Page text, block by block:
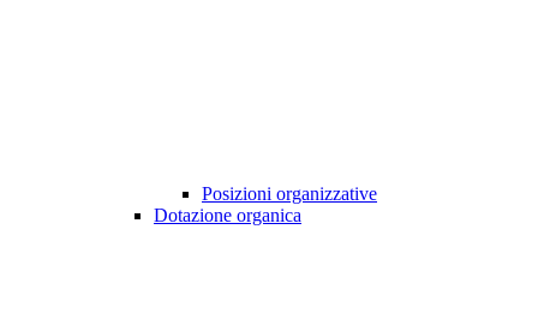
Posizioni organizzative
Dotazione organica